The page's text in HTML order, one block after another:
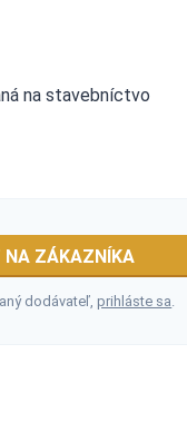
na stavebníctvo
NA ZÁKAZNÍKA
dodávateľ,prihláste sa